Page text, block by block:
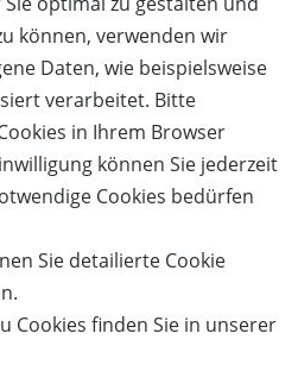
können, verwenden wir
Daten, wie beispielsweise
verarbeitet. Bitte
in Ihrem Browser
können Sie jederzeit
Cookies bedürfen
Sie detailierte Cookie
Cookies finden Sie in unserer
feurigen-Tango-Elementen
elektronischer Beats.
zeigt, dass es auch mit
zu überschreiten und
werden zu lassen. Als
er eine fesselnde
und lässt es dabei
hält den Weltrekord im
als schnellster Mann im
100 Meter-Lauf.